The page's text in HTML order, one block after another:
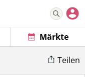
Märkte
Teilen